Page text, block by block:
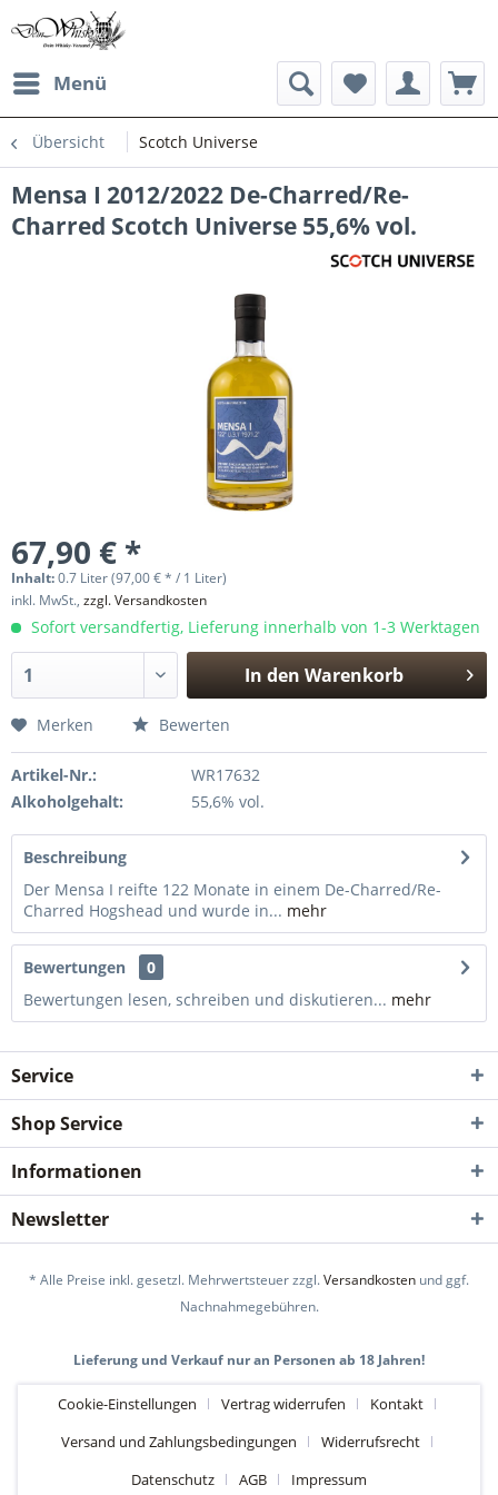
Menü
Übersicht Scotch Universe
Mensa I 2012/2022 De-Charred/Re-
Charred Scotch Universe 55,6% vol.
67,90 € *
Inhalt:0.7 Liter (97,00 € * / 1 Liter)
inkl. MwSt., zzgl. Versandkosten
Sofort versandfertig, Lieferung innerhalb von 1-3 Werktagen
In den Warenkorb
Merken Bewerten
Artikel-Nr.:
WR17632
Alkoholgehalt:
55,6% vol.
Beschreibung
Der Mensa I reifte 122 Monate in einem De-Charred/Re-
Charred Hogshead und wurde in... mehr
Bewertungen
0
Bewertungen lesen, schreiben und diskutieren... mehr
Service
Shop Service
Informationen
Newsletter
* Alle Preise inkl. gesetzl. Mehrwertsteuer zzgl.Versandkosten und ggf.
Nachnahmegebühren.
Lieferung und Verkauf nur an Personen ab 18 Jahren!
Cookie-Einstellungen Vertrag widerrufen
Kontakt
Versand und Zahlungsbedingungen
Widerrufsrecht
Datenschutz
AGB Impressum